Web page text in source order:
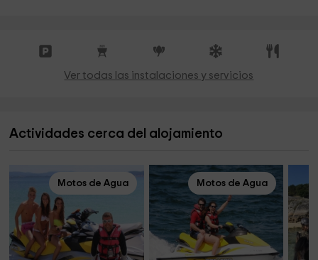
Ver todas las instalaciones y servicios
Actividades cerca del alojamiento
Motos de Agua Motos de Agua